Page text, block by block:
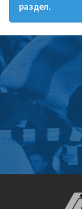
раздел.